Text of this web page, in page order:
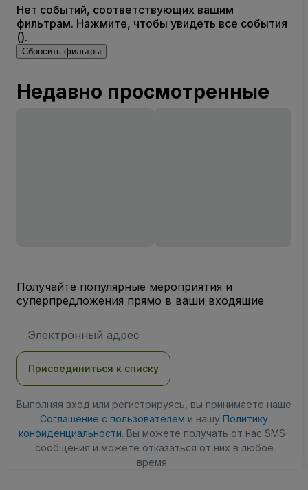
Нет событий, соответствующих вашим
фильтрам. Нажмите, чтобы увидеть все события
().
Сбросить фильтры
Недавно просмотренные
Получайте популярные мероприятия и
суперпредложения прямо в ваши входящие
электронной
Присоединиться к списку
Выполняя вход или регистрируясь, вы принимаете наше
Соглашение с пользователем и нашу Политику
конфиденциальности. Вы можете получать от нас SMS-
сообщения и можете отказаться от них в любое
время.